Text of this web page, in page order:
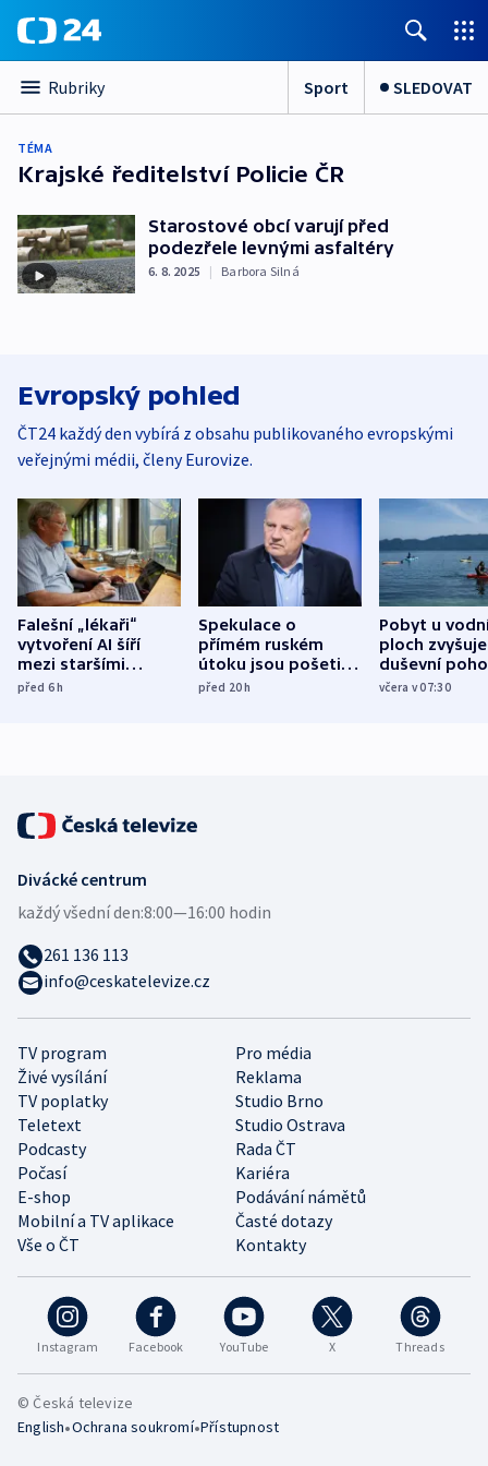
Rubriky Sport SLEDOVAT
TÉMA
Krajské ředitelství Policie ČR
Starostové obcí varují před
podezřele levnými asfaltéry
6. 8. 2025 | Barbora Silná
Evropský pohled
ČT24 každý den vybírá z obsahu publikovaného evropskými
veřejnými médii, členy Eurovize.
Falešní „lékaři“
vytvoření AI šíří
mezi staršími
Poláky nebezpečné
před 6h
Spekulace o
přímém ruském
útoku jsou pošetilé,
míní estonský
před 20h
Pobyt u
ploch zvyšuje
duševní
ukázala
včera v 07:30
Instagram Facebook YouTube X Threads
TV program
Pro média
Živé vysílání
Reklama
TV poplatky
Studio Brno
Teletext
Studio Ostrava
Podcasty
Rada ČT
Počasí
Kariéra
E-shop
Podávání námětů
Mobilní a TV aplikace
Časté dotazy
Vše o ČT
Kontakty
Divácké centrum
každý všední den:8:00—16:00 hodin
261 136 113
info@ceskatelevize.cz
© Česká televize
English•Ochrana soukromí•Přístupnost